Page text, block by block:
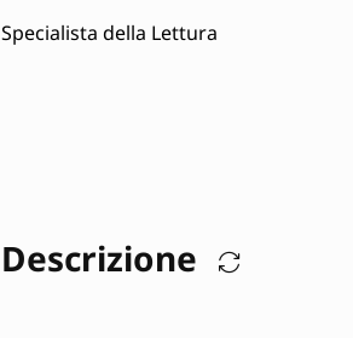
Specialista della Lettura
Descrizione